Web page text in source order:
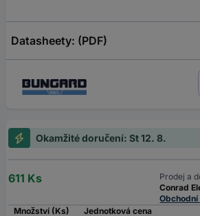
Datasheety: (PDF)
Okamžité doručení: St 12. 8.
611 Ks
Prodej a
Conrad
Množství (Ks)
Jednotková cena